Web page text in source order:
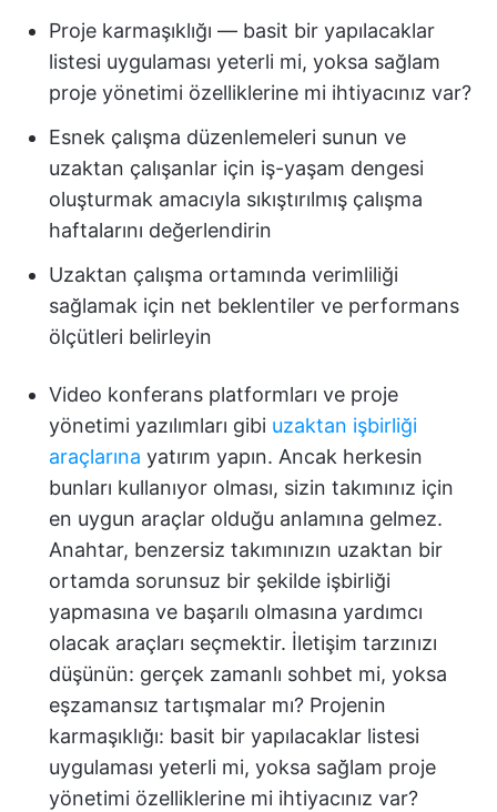
Proje karmaşıklığı — basit bir yapılacaklar
listesi uygulaması yeterli mi, yoksa sağlam
proje yönetimi özelliklerine mi ihtiyacınız var?
Esnek çalışma düzenlemeleri sunun ve
uzaktan çalışanlar için iş-yaşam dengesi
oluşturmak amacıyla sıkıştırılmış çalışma
haftalarını değerlendirin
Uzaktan çalışma ortamında verimliliği
sağlamak için net beklentiler ve performans
ölçütleri belirleyin
Video konferans platformları ve proje
yönetimi yazılımları gibi uzaktan işbirliği
araçlarına yatırım yapın. Ancak herkesin
bunları kullanıyor olması, sizin takımınız için
en uygun araçlar olduğu anlamına gelmez.
Anahtar, benzersiz takımınızın uzaktan bir
ortamda sorunsuz bir şekilde işbirliği
yapmasına ve başarılı olmasına yardımcı
olacak araçları seçmektir. İletişim tarzınızı
düşünün: gerçek zamanlı sohbet mi, yoksa
eşzamansız tartışmalar mı? Projenin
karmaşıklığı: basit bir yapılacaklar listesi
uygulaması yeterli mi, yoksa sağlam proje
yönetimi özelliklerine mi ihtiyacınız var?